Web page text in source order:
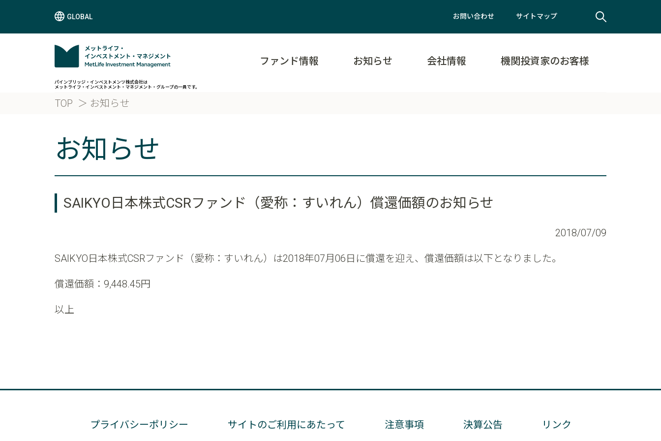
GLOBAL お問い合わせ サイトマップ
パインブリッジ・インベストメンツ株式会社は
メットライフ・インベストメント・マネジメント・グループの一員です。
ファンド情報 お知らせ 会社情報 機関投資家のお客様
TOP お知らせ
お知らせ
SAIKYO日本株式CSRファンド（愛称：すいれん）償還価額のお知らせ
2018/07/09
SAIKYO日本株式CSRファンド（愛称：すいれん）は2018年07月06日に償還を迎え、償還価額は以下となりました。
償還価額：9,448.45円
以上
プライバシーポリシー サイトのご利用にあたって 注意事項 決算公告 リンク